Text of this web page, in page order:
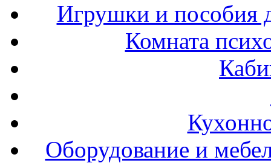
Игрушки и пособия
Комната
Оборудование и